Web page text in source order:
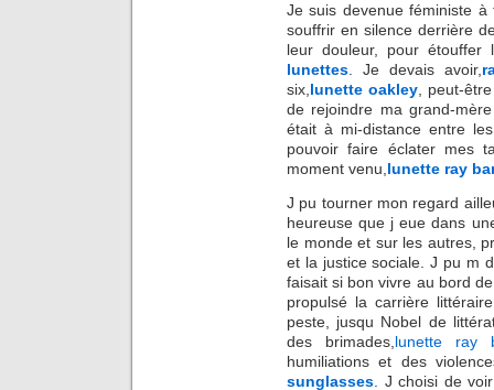
Je suis devenue féministe
souffrir en silence derrière
leur douleur, pour étouffer
lunettes . Je devais avoir,
six, lunette oakley, peut-
de rejoindre ma grand-
était à mi-distance entre
pouvoir faire éclater mes
moment venu, lunette ray
J pu tourner mon regard
heureuse que j eue dans
le monde et sur les autres,
et la justice sociale. J pu m
faisait si bon vivre au bord
propulsé la carrière
peste, jusqu Nobel de
des brimades, lunette ray
humiliations et des
sunglasses . J choisi de